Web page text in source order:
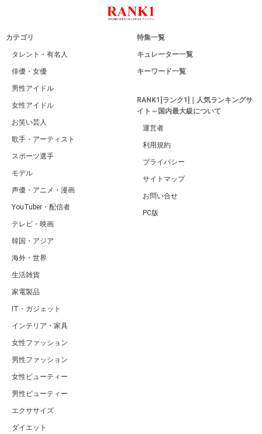
カテゴリ
タレント・有名人
俳優・女優
男性アイドル
女性アイドル
お笑い芸人
歌手・アーティスト
スポーツ選手
モデル
声優・アニメ・漫画
YouTuber・配信者
テレビ・映画
韓国・アジア
海外・世界
生活雑貨
家電製品
IT・ガジェット
インテリア・家具
女性ファッション
男性ファッション
女性ビューティー
男性ビューティー
エクササイズ
ダイエット
特集一覧
キュレーター一覧
キーワード一覧
RANK1[ランク1]｜人気ランキングサ
イト～国内最大級について
運営者
利用規約
プライバシー
サイトマップ
お問い合せ
PC版